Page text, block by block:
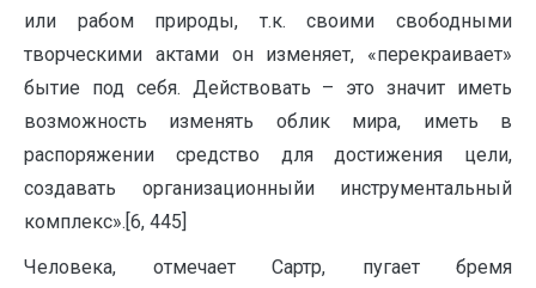
или рабом природы, т.к. своими свободными
творческими актами он изменяет, «перекраивает»
бытие под себя. Действовать – это значит иметь
возможность изменять облик мира, иметь в
распоряжении средство для достижения цели,
создавать организационныйи инструментальный
комплекс».[6, 445]
Человека, отмечает Сартр, пугает бремя